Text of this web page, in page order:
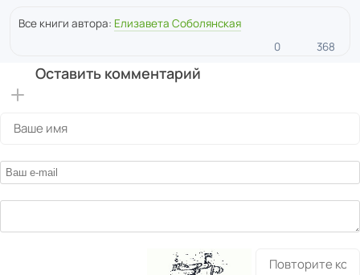
Все книги автора: Елизавета Соболянская
0
368
Оставить комментарий